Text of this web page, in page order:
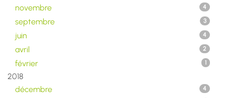
novembre
4
septembre 3
juin 4
avril 2
février 1
2018
décembre
4